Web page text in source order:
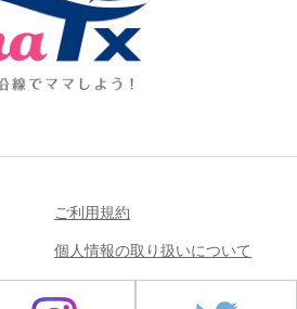
ご利用規約
個人情報の取り扱いについて